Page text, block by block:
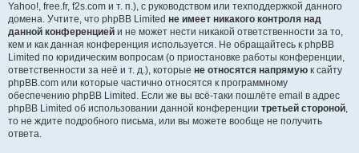
Yahoo!, free.fr, f2s.com и т. п.), с руководством или техподдержкой данного
домена. Учтите, что phpBB Limited не имеет никакого контроля над
данной конференцией и не может нести никакой ответственности за то,
кем и как данная конференция используется. Не обращайтесь к phpBB
Limited по юридическим вопросам (о приостановке работы конференции,
ответственности за неё и т. д.), которые не относятся напрямую к сайту
phpBB.com или которые частично относятся к программному
обеспечению phpBB Limited. Если же вы всё-таки пошлёте email в адрес
phpBB Limited об использовании данной конференции третьей стороной,
то не ждите подробного письма, или вы можете вообще не получить
ответа.